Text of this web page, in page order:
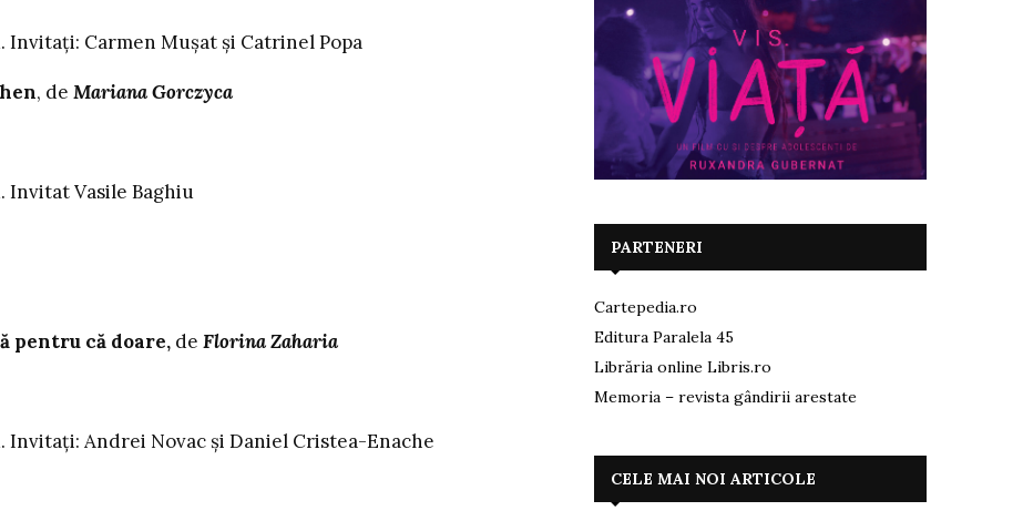
Carmen Mușat și Catrinel Popa
, de Mariana Gorczyca
Vasile Baghiu
că doare, de Florina Zaharia
Novac și Daniel Cristea-Enache
PARTENERI
Cartepedia.ro
Editura Paralela 45
Librăria online Libris.ro
Memoria – revista gândirii arestate
CELE MAI NOI ARTICOLE